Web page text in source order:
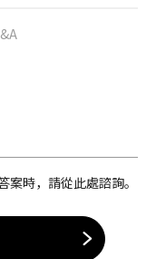
時，請從此處諮詢。